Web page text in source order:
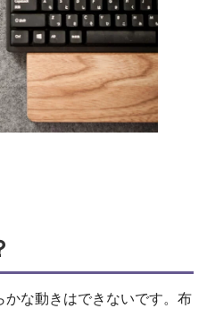
な動きはできないです。布